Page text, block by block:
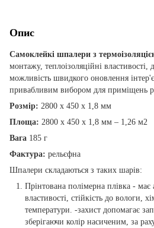
Опис
Самоклейкі шпалери з
монтажу, теплоізоляційні властивості,
можливість швидкого оновлення
привабливим вибором для приміщень
Розмір: 2800 х 450 х 1,8 мм
Площа: 2800 х 450 х 1,8 мм – 1,26 м2
Вага 185 г
Фактура: рельєфна
Шпалери складаються з таких шарів:
Прінтована полімерна плівка - має
властивості, стійкість до вологи,
температури. -захист допомагає
зберігаючи колір насиченим, за